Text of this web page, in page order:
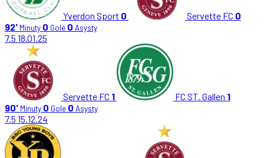
Yverdon Sport 0 Servette FC 0
92' Minuty 0 Gole 0 Asysty
7.5 18.01.25
Servette FC 1 FC ST. Gallen 1
90' Minuty 0 Gole 0 Asysty
7.5 15.12.24